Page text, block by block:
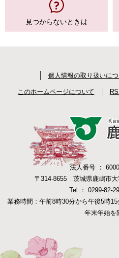
見つからないときは
個人情報の取り扱いに
このホームページについて
法人番号 ：
〒314-8655 茨城県鹿嶋市
Tel ： 0299-82-
業務時間：午前8時30分から午後5時
年末年始を